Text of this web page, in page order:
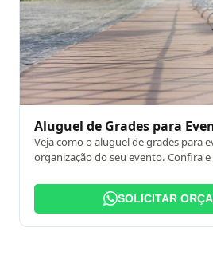
Aluguel de Grades para
Veja como o aluguel de grades para
organização do seu evento. Confira
SOLICITAR